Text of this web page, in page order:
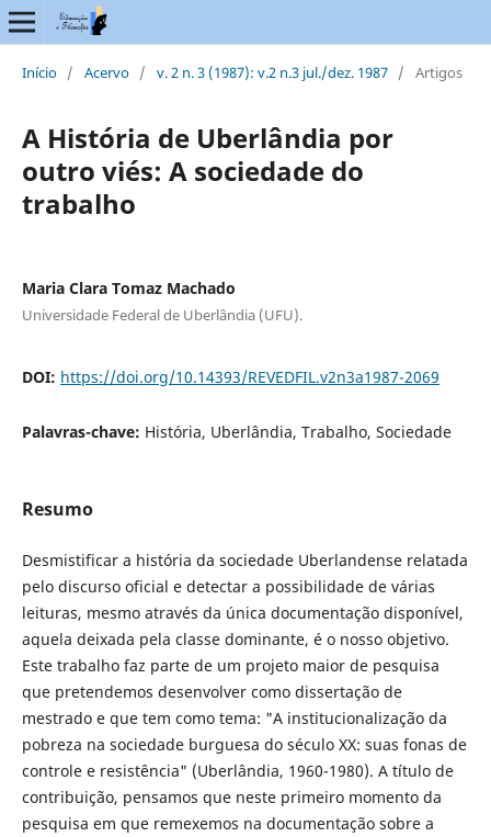
Início / Acervo / v. 2 n. 3 (1987): v.2 n.3 jul./dez. 1987 / Artigos
A História de Uberlândia por
outro viés: A sociedade do
trabalho
Maria Clara Tomaz Machado
Universidade Federal de Uberlândia (UFU).
DOI: https://doi.org/10.14393/REVEDFIL.v2n3a1987-2069
Palavras-chave: História, Uberlândia, Trabalho, Sociedade
Resumo
Desmistificar a história da sociedade Uberlandense relatada
pelo discurso oficial e detectar a possibilidade de várias
leituras, mesmo através da única documentação disponível,
aquela deixada pela classe dominante, é o nosso objetivo.
Este trabalho faz parte de um projeto maior de pesquisa
que pretendemos desenvolver como dissertação de
mestrado e que tem como tema: "A institucionalização da
pobreza na sociedade burguesa do século XX: suas fonas de
controle e resistência" (Uberlândia, 1960-1980). A título de
contribuição, pensamos que neste primeiro momento da
pesquisa em que remexemos na documentação sobre a